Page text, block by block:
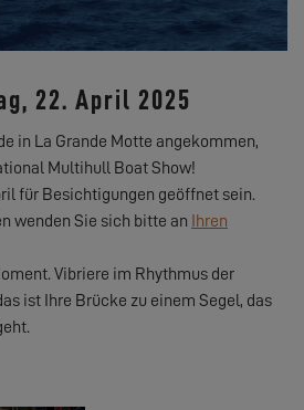
22. April 2025
in La Grande Motte angekommen,
Multihull Boat Show!
für Besichtigungen geöffnet sein.
wenden Sie sich bitte an
Ihren
Vibriere im Rhythmus der
ist Ihre Brücke zu einem Segel, das